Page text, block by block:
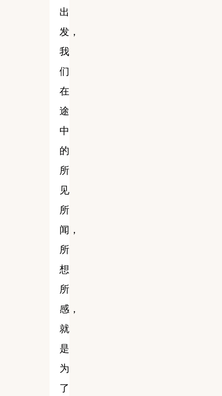
出
发，
我
们
在
途
中
的
所
见
所
闻，
所
想
所
感，
就
是
为
了